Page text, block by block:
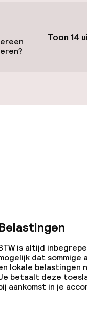
Toon 14
is altijd
dat sommige
lokale belastingen
betaalt deze
aankomst in je